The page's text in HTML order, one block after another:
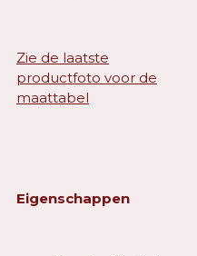
Zie de laatste
productfoto voor de
maattabel
Eigenschappen